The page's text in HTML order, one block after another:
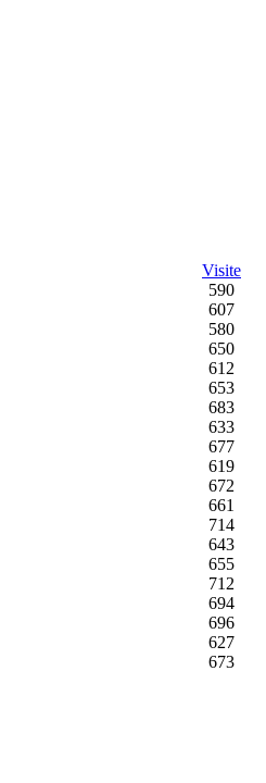
Visite
590
607
580
650
612
653
683
633
677
619
672
661
714
643
655
712
694
696
627
673